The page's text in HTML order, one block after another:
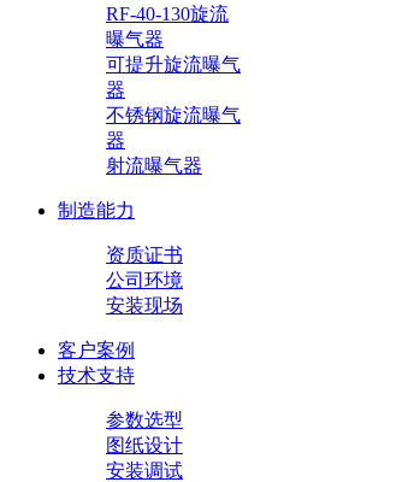
RF-40-130旋流
曝气器
可提升旋流曝气
器
不锈钢旋流曝气
器
射流曝气器
制造能力
资质证书
公司环境
安装现场
客户案例
技术支持
参数选型
图纸设计
安装调试